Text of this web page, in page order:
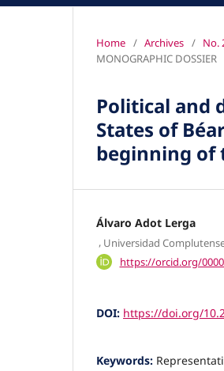
Home / Archives / No.
MONOGRAPHIC DOSSIER
Political and
States of
beginning of
Álvaro Adot Lerga
, Universidad
https://orcid.org/
DOI: https://doi.org/
Keywords: